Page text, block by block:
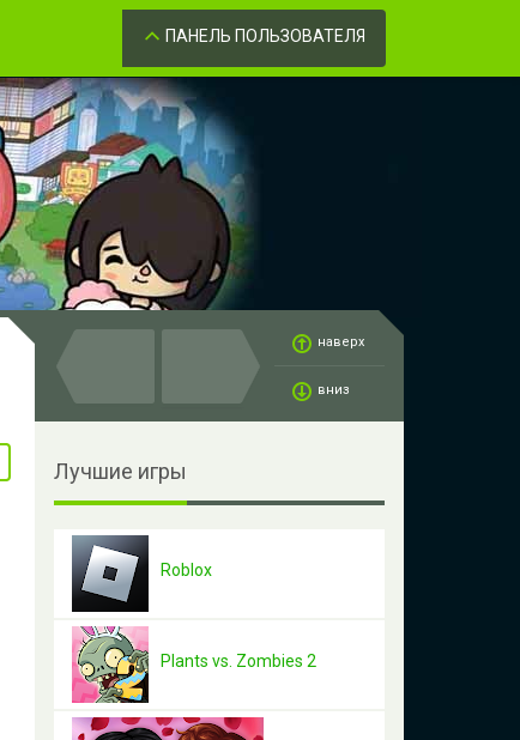
Забыли пароль?
ПАНЕЛЬ ПОЛЬЗОВАТЕЛЯ
наверх
вниз
Лучшие игры
Roblox
Plants vs. Zombies 2